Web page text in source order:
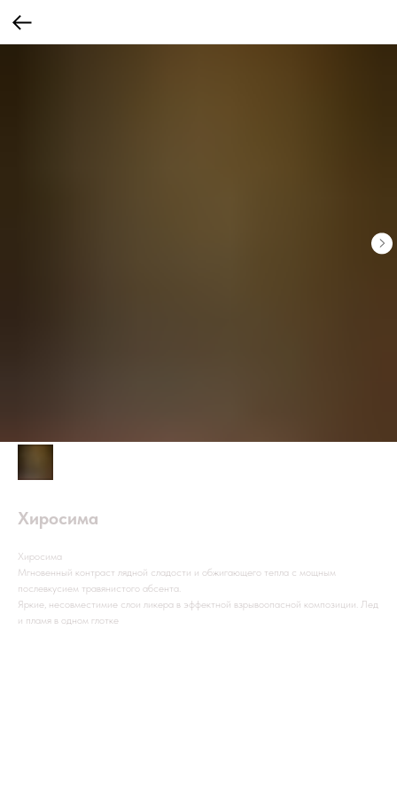
Хиросима
Хиросима
Мгновенный контраст лядной сладости и обжигающего тепла с мощным
послевкусием травянистого абсента.
Яркие, несовместимие слои ликера в эффектной взрывоопасной композиции. Лед
и пламя в одном глотке